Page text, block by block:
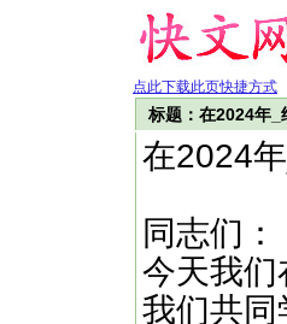
点此下载此页快捷方式
标题：在2024年_
在2024
同志们：
今天我
我们共同